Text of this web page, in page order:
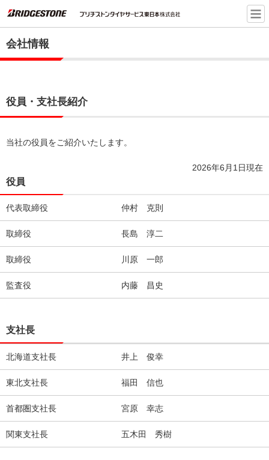
会社情報
役員・支社長紹介
当社の役員をご紹介いたします。
2026年6月1日現在
役員
代表取締役 仲村 克則
取締役 長島 淳二
取締役 川原 一郎
監査役 内藤 昌史
支社長
北海道支社長 井上 俊幸
東北支社長 福田 信也
首都圏支社長 宮原 幸志
関東支社長 五木田 秀樹